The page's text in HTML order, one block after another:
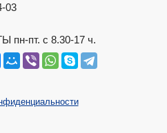
03
пт. с 8.30-17 ч.